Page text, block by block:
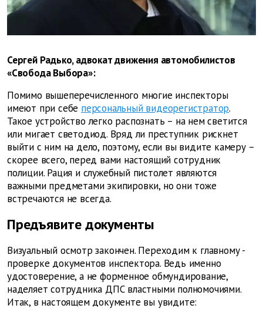
Сергей Радько, адвокат движения автомобилистов
«Свобода Выбора»:
Помимо вышеперечисленного многие инспекторы
имеют при себе персональный видеорегистратор.
Такое устройство легко распознать – на нем светится
или мигает светодиод. Вряд ли преступник рискнет
выйти с ним на дело, поэтому, если вы видите камеру –
скорее всего, перед вами настоящий сотрудник
полиции. Рация и служебный пистолет являются
важными предметами экипировки, но они тоже
встречаются не всегда.
Предъявите документы
Визуальный осмотр закончен. Переходим к главному -
проверке документов инспектора. Ведь именно
удостоверение, а не форменное обмундирование,
наделяет сотрудника ДПС властными полномочиями.
Итак, в настоящем документе вы увидите: